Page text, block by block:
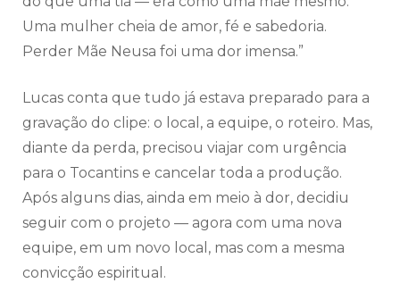
Uma mulher cheia de amor, fé e sabedoria.
Perder Mãe Neusa foi uma dor imensa.”
Lucas conta que tudo já estava preparado para a
gravação do clipe: o local, a equipe, o roteiro. Mas,
diante da perda, precisou viajar com urgência
para o Tocantins e cancelar toda a produção.
Após alguns dias, ainda em meio à dor, decidiu
seguir com o projeto — agora com uma nova
equipe, em um novo local, mas com a mesma
convicção espiritual.